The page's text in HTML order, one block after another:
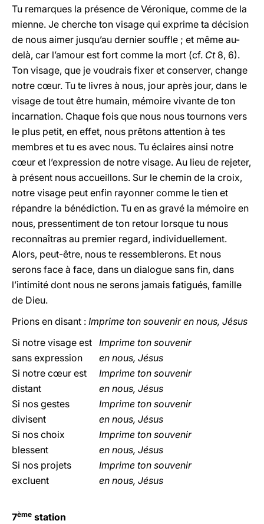
Tu remarques la présence de Véronique, comme de la
mienne. Je cherche ton visage qui exprime ta décision
de nous aimer jusqu’au dernier souffle ; et même au-
delà, car l’amour est fort comme la mort (cf. Ct8, 6).
Ton visage, que je voudrais fixer et conserver, change
notre cœur. Tu te livres à nous, jour après jour, dans le
visage de tout être humain, mémoire vivante de ton
incarnation. Chaque fois que nous nous tournons vers
le plus petit, en effet, nous prêtons attention à tes
membres et tu es avec nous. Tu éclaires ainsi notre
cœur et l’expression de notre visage. Au lieu de rejeter,
à présent nous accueillons. Sur le chemin de la croix,
notre visage peut enfin rayonner comme le tien et
répandre la bénédiction. Tu en as gravé la mémoire en
nous, pressentiment de ton retour lorsque tu nous
reconnaîtras au premier regard, individuellement.
Alors, peut-être, nous te ressemblerons. Et nous
serons face à face, dans un dialogue sans fin, dans
l’intimité dont nous ne serons jamais fatigués, famille
de Dieu.
Prions en disant : Imprime ton souvenir en nous, Jésus
Si notre visage est
sans expression
Imprime ton souvenir
en nous, Jésus
Si notre cœur est
distant
Imprime ton souvenir
en nous, Jésus
Si nos gestes
divisent
Imprime ton souvenir
en nous, Jésus
Si nos choix
blessent
Imprime ton souvenir
en nous, Jésus
Si nos projets
excluent
Imprime ton souvenir
en nous, Jésus
7ème station